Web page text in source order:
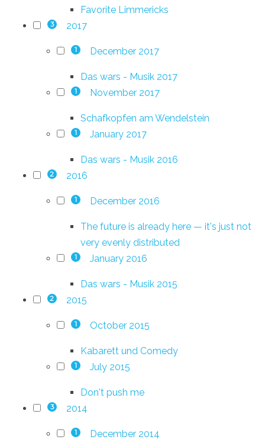
Favorite Limmericks
3 2017
1 December 2017
Das wars - Musik 2017
1 November 2017
Schafkopfen am Wendelstein
1 January 2017
Das wars - Musik 2016
2 2016
1 December 2016
The future is already here — it's just not
very evenly distributed
1 January 2016
Das wars - Musik 2015
2 2015
1 October 2015
Kabarett und Comedy
1 July 2015
Don't push me
3 2014
1 December 2014